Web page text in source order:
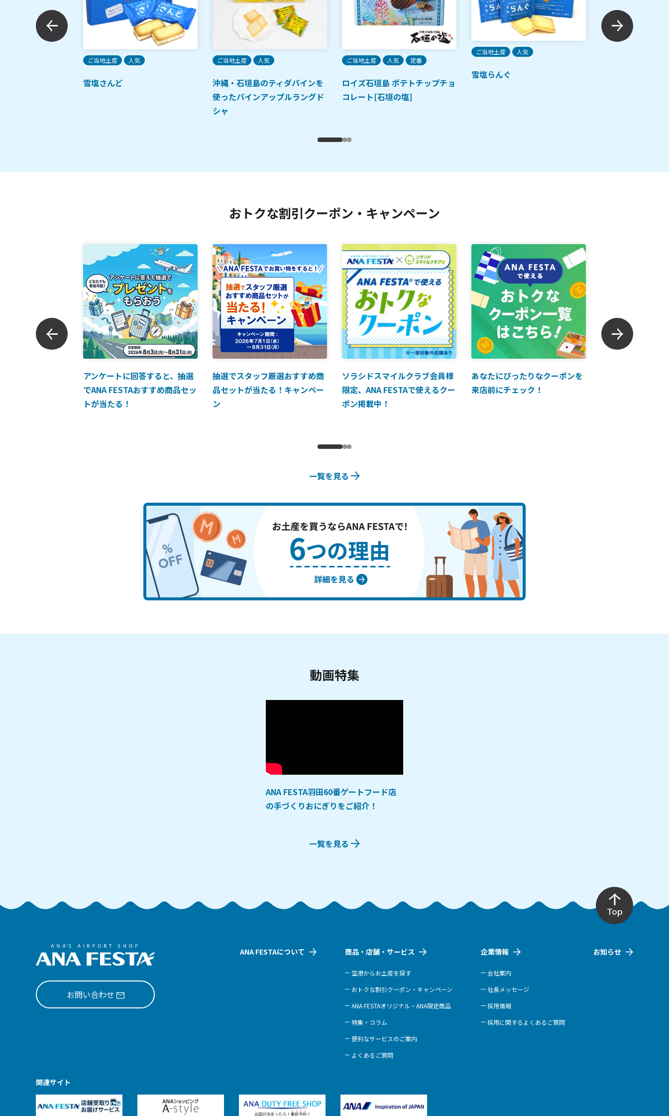
ご当地土産 人気
雪塩さんど
ご当地土産 人気
沖縄・石垣島のティダパインを
使ったパインアップルラングド
シャ
ご当地土産 人気 定番
ロイズ石垣島 ポテトチップチョ
コレート[石垣の塩]
ご当地土産 人気
雪塩らんぐ
おトクな割引クーポン・キャンペーン
アンケートに回答すると、抽選
でANA FESTAおすすめ商品セッ
トが当たる！
抽選でスタッフ厳選おすすめ商
品セットが当たる！キャンペー
ン
ソラシドスマイルクラブ会員様
限定、ANA FESTAで使えるクー
ポン掲載中！
あなたにぴったりなクーポンを
来店前にチェック！
一覧を見る
動画特集
ANA FESTA羽田60番ゲートフード店
の手づくりおにぎりをご紹介！
一覧を見る
Top
お問い合わせ
ANA FESTAについて 商品・店舗・サービス
空港からお土産を探す
おトクな割引クーポン・キャンペーン
ANA FESTAオリジナル・ANA限定商品
特集・コラム
便利なサービスのご案内
よくあるご質問
企業情報
会社案内
社長メッセージ
採用情報
採用に関するよくあるご質問
お知らせ
関連サイト